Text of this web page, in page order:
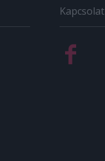
Kapcsolat